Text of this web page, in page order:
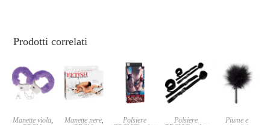
Prodotti correlati
Manette viola,
Manette nere,
Polsiere
Polsiere
Piume e